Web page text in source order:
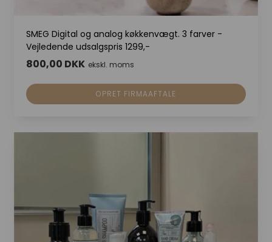
SMEG Digital og analog køkkenvægt. 3 farver -
Vejledende udsalgspris 1299,-
800,00 DKK ekskl. moms
OPRET FIRMAAFTALE